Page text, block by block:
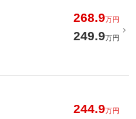
268.9万円
249.9万円
244.9万円